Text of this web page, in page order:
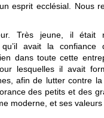
esprit ecclésial. Nous
Très jeune, il était
avait la confiance
dans toute cette
lesquelles il avait
afin de lutter contre
des petits et des
moderne, et ses